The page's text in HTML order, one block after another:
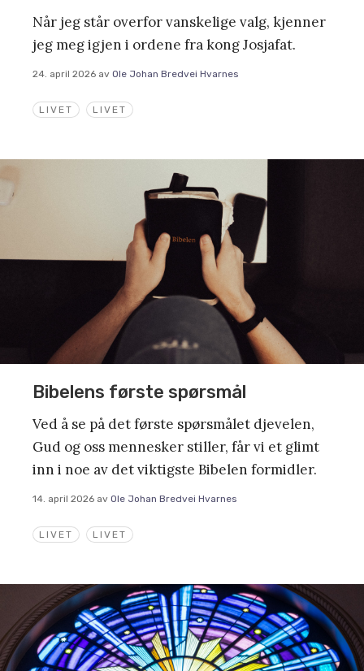
LIVET LIVET
Når jeg står overfor vanskelige valg, kjenner
jeg meg igjen i ordene fra kong Josjafat.
24. april 2026 av Ole Johan Bredvei Hvarnes
LIVET LIVET
Bibelens første spørsmål
Ved å se på det første spørsmålet djevelen,
Gud og oss mennesker stiller, får vi et glimt
inn i noe av det viktigste Bibelen formidler.
14. april 2026 av Ole Johan Bredvei Hvarnes